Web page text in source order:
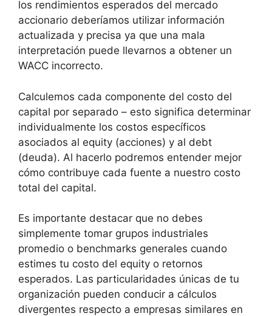
los rendimientos esperados del mercado
accionario deberíamos utilizar información
actualizada y precisa ya que una mala
interpretación puede llevarnos a obtener un
WACC incorrecto.
Calculemos cada componente del costo del
capital por separado – esto significa determinar
individualmente los costos específicos
asociados al equity (acciones) y al debt
(deuda). Al hacerlo podremos entender mejor
cómo contribuye cada fuente a nuestro costo
total del capital.
Es importante destacar que no debes
simplemente tomar grupos industriales
promedio o benchmarks generales cuando
estimes tu costo del equity o retornos
esperados. Las particularidades únicas de tu
organización pueden conducir a cálculos
divergentes respecto a empresas similares en